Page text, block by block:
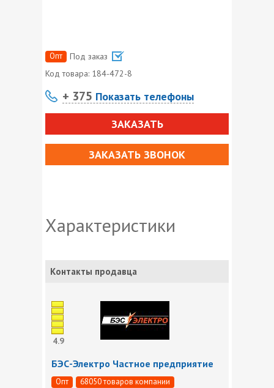
Опт
Под заказ
Код товара: 184-472-8
+ 375 Показать телефоны
ЗАКАЗАТЬ
ЗАКАЗАТЬ ЗВОНОК
Характеристики
Контакты продавца
4.9
БЭС-Электро Частное предприятие
Опт 68050 товаров компании